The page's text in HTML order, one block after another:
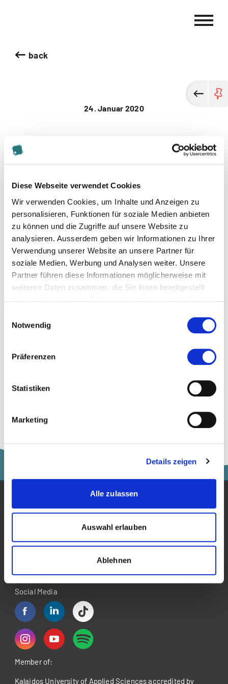
Diese Webseite verwendet Cookies
Wir verwenden Cookies, um Inhalte und Anzeigen zu
personalisieren, Funktionen für soziale Medien anbieten
zu können und die Zugriffe auf unsere Website zu
analysieren. Ausserdem geben wir Informationen zu Ihrer
Verwendung unserer Website an unsere Partner für
soziale Medien, Werbung und Analysen weiter. Unsere
Partner führen diese Informationen möglicherweise mit
weiteren Daten zusammen, die Sie ihnen bereitgestellt
Notwendig
Präferenzen
Statistiken
Marketing
Details zeigen
Alle zulassen
Auswahl erlauben
Ablehnen
back
24. Januar 2020
Share this page
Add to watch list
Age
Nursing
Social Media
Member of:
Kalaidos University of Applied Sciences accredited by